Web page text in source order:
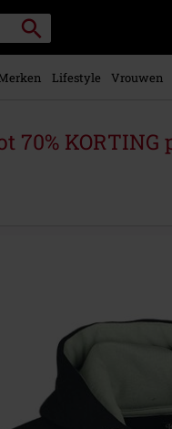
Packstation
zoeken
Lifestyle Vrouwen
70% KORTING